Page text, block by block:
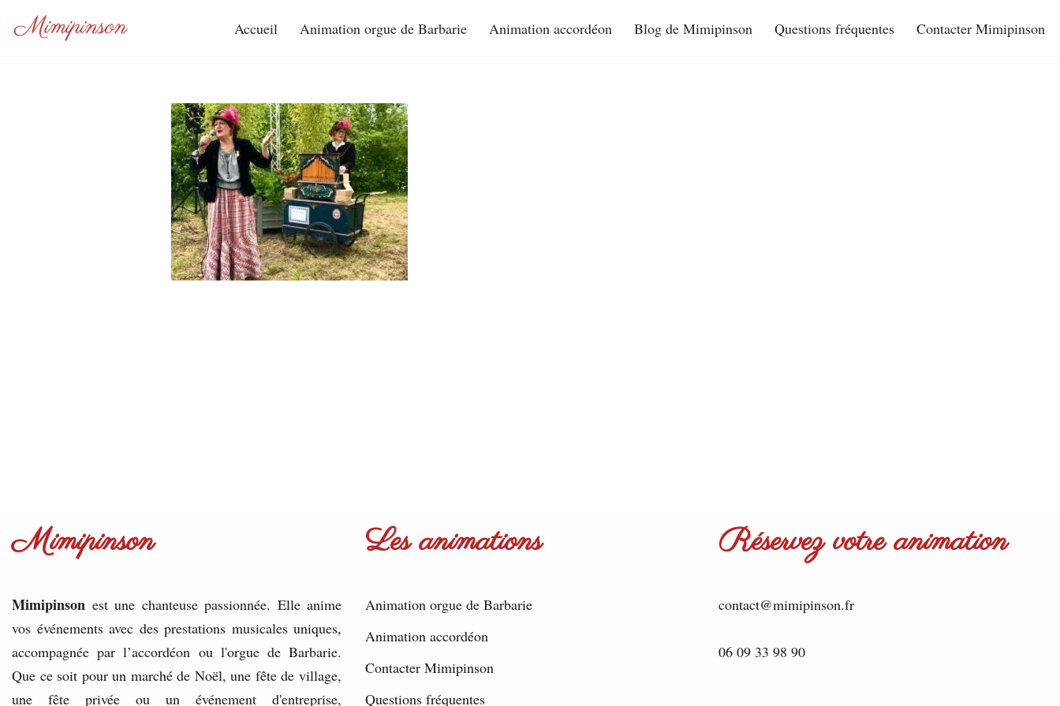
Accueil Animation orgue de Barbarie Animation accordéon Blog de Mimipinson Questions fréquentes Contacter Mimipinson
Mimipinson
Mimipinson est une chanteuse passionnée. Elle anime
vos événements avec des prestations musicales uniques,
accompagnée par l’accordéon ou l'orgue de Barbarie.
Que ce soit pour un marché de Noël, une fête de village,
une fête privée ou un événement d'entreprise,
Les animations
Animation orgue de Barbarie
Animation accordéon
Contacter Mimipinson
Questions fréquentes
Réservez votre animation
contact@mimipinson.fr
06 09 33 98 90